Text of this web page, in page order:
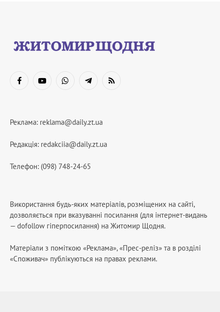
FacebookYouTubeWhatsAppTelegramRSS
Реклама: reklama@daily.zt.ua
Редакція: redakciia@daily.zt.ua
Телефон: (098) 748-24-65
Використання будь-яких матеріалів, розміщених на сайті,
дозволяється при вказуванні посилання (для інтернет-видань
— dofollow гіперпосилання) на Житомир Щодня.
Матеріали з поміткою «Реклама», «Прес-реліз» та в розділі
«Споживач» публікуються на правах реклами.